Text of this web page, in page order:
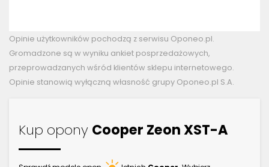
Opinie użytkowników pochodzą z serwisu Oponeo.pl.
Gromadzone są w wyniku ankiet posprzedażowych,
przeprowadzanych wśród klientów sklepu internetowego.
Opinie stanowią wyłączną własność grupy Oponeo.pl S.A.
Kup opony Cooper Zeon XST-A